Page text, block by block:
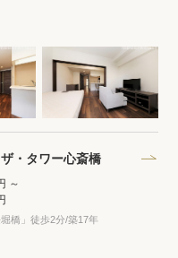
・タワー心斎橋
～
橋」徒歩2分/築17年